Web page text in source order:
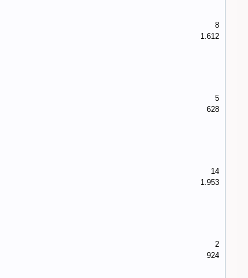
8
1.612
5
628
14
1.953
2
924